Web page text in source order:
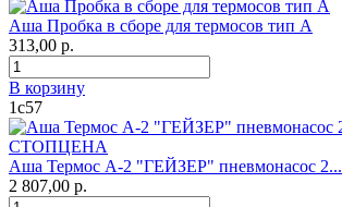
Аша Пробка в сборе для термосов тип А
313,00 р.
В корзину
1с57
Аша Термос А-2 "ГЕЙЗЕР" пневмонасос 2...
2 807,00 р.